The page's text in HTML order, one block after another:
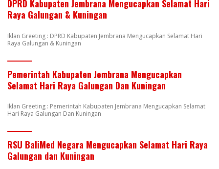
DPRD Kabupaten Jembrana Mengucapkan Selamat Hari
Raya Galungan & Kuningan
Iklan Greeting : DPRD Kabupaten Jembrana Mengucapkan Selamat Hari
Raya Galungan & Kuningan
Pemerintah Kabupaten Jembrana Mengucapkan
Selamat Hari Raya Galungan Dan Kuningan
Iklan Greeting : Pemerintah Kabupaten Jembrana Mengucapkan Selamat
Hari Raya Galungan Dan Kuningan
RSU BaliMed Negara Mengucapkan Selamat Hari Raya
Galungan dan Kuningan